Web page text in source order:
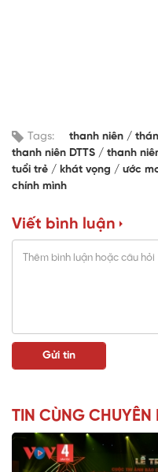
Tags: thanh niên
thanh niên DTTS
thanh
tuổi trẻ
khát vọng ước
chính mình
Viết bình luận
TIN CÙNG CHUYÊN